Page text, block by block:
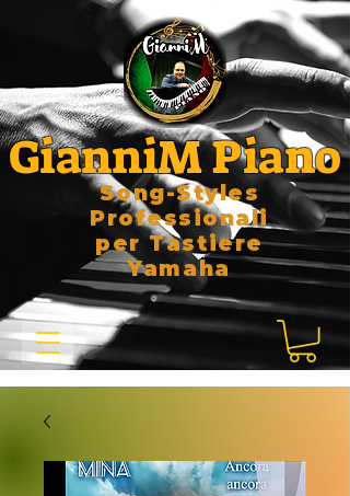
GianniM Piano
Song-Styles
Professionali
per Tastiere
Yamaha